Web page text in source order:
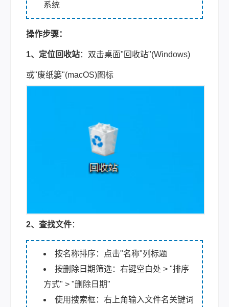
系统
操作步骤：
1、定位回收站：双击桌面"回收站"(Windows)
或"废纸篓"(macOS)图标
2、查找文件：
按名称排序：点击"名称"列标题
按删除日期筛选：右键空白处 > "排序
方式" > "删除日期"
使用搜索框：右上角输入文件名关键词